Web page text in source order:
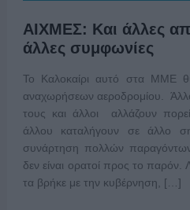
ΑΙΧΜΕΣ: Και άλλες
άλλες συμφωνίες
Το Καλοκαίρι αυτό στα ΜΜΕ
αναχωρήσεων αεροδρομίου.
τους και άλλοι αλλάζουν
άλλου καταλήγουν σε άλλο
συνάρτηση πολλών
δεν είναι ορατοί προς το παρόν.
τα βρήκε με την κυβέρνηση, […]